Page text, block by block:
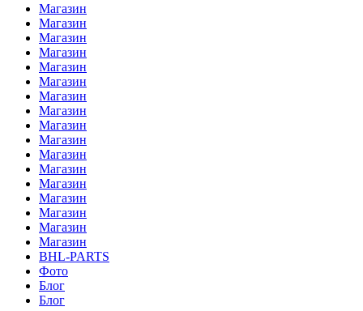
Магазин
Магазин
Магазин
Магазин
Магазин
Магазин
Магазин
Магазин
Магазин
Магазин
Магазин
Магазин
Магазин
Магазин
Магазин
Магазин
Магазин
BHL-PARTS
Фото
Блог
Блог